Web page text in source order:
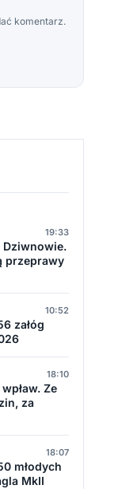
komentarz.
19:33
Dziwnowie.
przeprawy
10:52
załóg
18:10
Ze
za
18:07
młodych
MkII